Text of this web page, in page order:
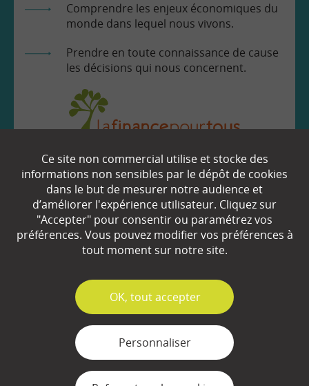
Comprendre les enjeux économiques du
monde dans lequel nous vivons.
Prendre en toute connaissance de cause
les décisions qui nous concernent.
EN SAVOIR
Qui sommes-nous ?
Partenaires
Plan du site
Mentions légales
Ce site non commercial utilise et stocke des
informations non sensibles par le dépôt de cookies
dans le but de mesurer notre audience et
d’améliorer l'expérience utilisateur. Cliquez sur
"Accepter" pour consentir ou paramétrez vos
préférences. Vous pouvez modifier vos préférences à
tout moment sur notre site.
✓
OK, tout accepter
Personnaliser